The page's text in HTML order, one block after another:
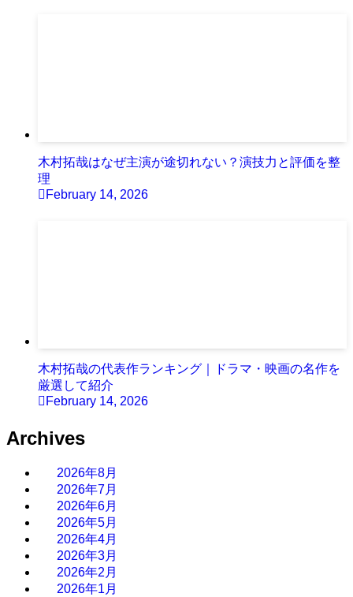
木村拓哉はなぜ主演が途切れない？演技力と評価を整
理
February 14, 2026
木村拓哉の代表作ランキング｜ドラマ・映画の名作を
厳選して紹介
February 14, 2026
Archives
2026年8月
2026年7月
2026年6月
2026年5月
2026年4月
2026年3月
2026年2月
2026年1月